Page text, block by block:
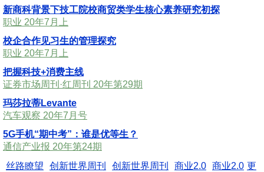
新商科背景下技工院校商贸类学生核心素养研究初探
职业 20年7月上
校企合作见习生的管理探究
职业 20年7月上
把握科技+消费主线
证券市场周刊·红周刊 20年第29期
玛莎拉蒂Levante
汽车观察 20年7月号
5G手机“期中考”：谁是优等生？
通信产业报 20年第24期
丝路瞭望
创新世界周刊 创新世界周刊 商业2.0 商业2.0 更